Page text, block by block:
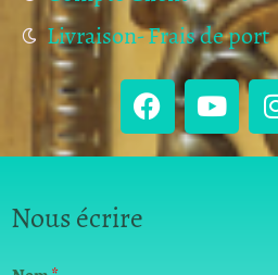
Livraison- Frais de port
Nous écrire